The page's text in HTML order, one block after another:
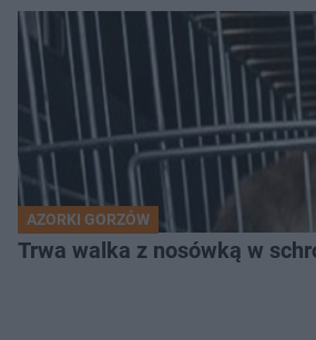
AZORKI GORZÓW
Trwa walka z nosówką w